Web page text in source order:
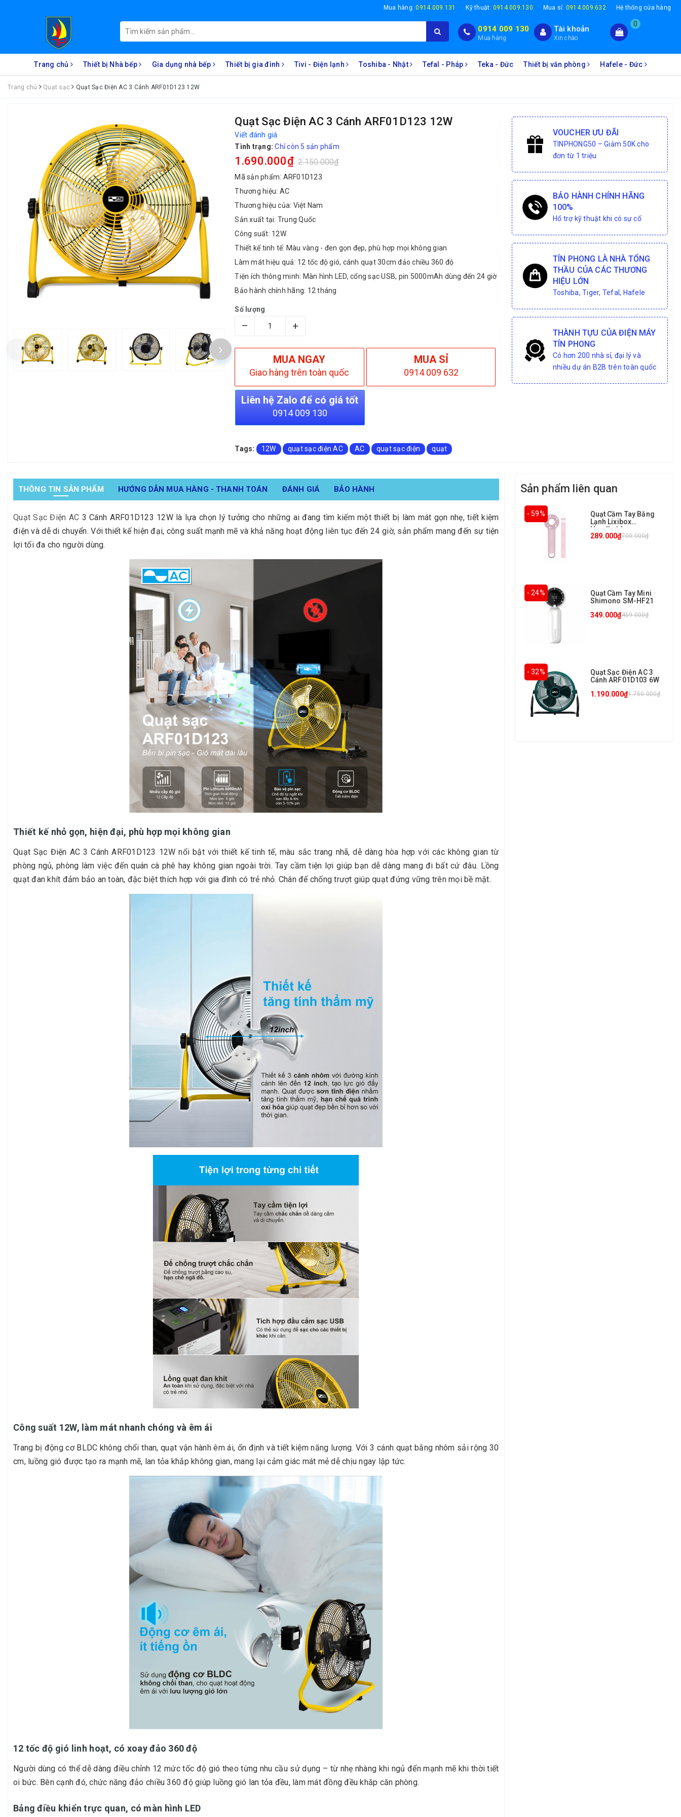
Mua hàng:0914.009.131 Kỹ thuật: 0914.009.130 Mua sỉ: 0914.009.632 Hệ thống cửa hàng
0914 009 130
Mua hàng
Tài khoản
Xin chào
0
Trang chủ Thiết bị Nhà bếp Gia dụng nhà bếp Thiết bị gia đình Tivi - Điện lạnh Toshiba - Nhật Tefal - Pháp Teka - Đức Thiết bị văn phòng Hafele - Đức
Trang chủ Quạt sạc Quạt Sạc Điện AC 3 Cánh ARF01D123 12W
Quạt Sạc Điện AC 3 Cánh ARF01D123 12W
Viết đánh giá
Tình trạng: Chỉ còn 5 sản phẩm
1.690.000₫ 2.150.000₫
Mã sản phẩm: ARF01D123
Thương hiệu: AC
Thương hiệu của: Việt Nam
Sản xuất tại: Trung Quốc
Công suất: 12W
Thiết kế tinh tế: Màu vàng - đen gọn đẹp, phù hợp mọi không gian
Làm mát hiệu quả: 12 tốc độ gió, cánh quạt 30cm đảo chiều 360 độ
Tiện ích thông minh: Màn hình LED, cổng sạc USB, pin 5000mAh dùng đến 24 giờ
Bảo hành chính hãng: 12 tháng
Số lượng
– +
MUA NGAY
Giao hàng trên toàn quốc
MUA SỈ
0914 009 632
Liên hệ Zalo để có giá tốt
0914 009 130
Tags: 12W quạt sạc điện AC AC quạt sạc điện quạt
VOUCHER ƯU ĐÃI
TINPHONG50 – Giảm 50K cho
đơn từ 1 triệu
BẢO HÀNH CHÍNH HÃNG
100%
Hổ trợ kỹ thuật khi có sự cố
TÍN PHONG LÀ NHÀ TỔNG
THẦU CỦA CÁC THƯƠNG
HIỆU LỚN
Toshiba, Tiger, Tefal, Hafele
THÀNH TỰU CỦA ĐIỆN MÁY
TÍN PHONG
Có hơn 200 nhà sỉ, đại lý và
nhiều dự án B2B trên toàn quốc
THÔNG TIN SẢN PHẨM HƯỚNG DẪN MUA HÀNG - THANH TOÁN ĐÁNH GIÁ BẢO HÀNH
Quạt Sạc Điện AC 3 Cánh ARF01D123 12W là lựa chọn lý tưởng cho những ai đang tìm kiếm một thiết bị làm mát gọn nhẹ, tiết kiệm
điện và dễ di chuyển. Với thiết kế hiện đại, công suất mạnh mẽ và khả năng hoạt động liên tục đến 24 giờ, sản phẩm mang đến sự tiện
lợi tối đa cho người dùng.
Thiết kế nhỏ gọn, hiện đại, phù hợp mọi không gian
Quạt Sạc Điện AC 3 Cánh ARF01D123 12W nổi bật với thiết kế tinh tế, màu sắc trang nhã, dễ dàng hòa hợp với các không gian từ
phòng ngủ, phòng làm việc đến quán cà phê hay không gian ngoài trời. Tay cầm tiện lợi giúp bạn dễ dàng mang đi bất cứ đâu. Lồng
quạt đan khít đảm bảo an toàn, đặc biệt thích hợp với gia đình có trẻ nhỏ. Chân đế chống trượt giúp quạt đứng vững trên mọi bề mặt.
Công suất 12W, làm mát nhanh chóng và êm ái
Trang bị động cơ BLDC không chổi than, quạt vận hành êm ái, ổn định và tiết kiệm năng lượng. Với 3 cánh quạt bằng nhôm sải rộng 30
cm, luồng gió được tạo ra mạnh mẽ, lan tỏa khắp không gian, mang lại cảm giác mát mẻ dễ chịu ngay lập tức.
12 tốc độ gió linh hoạt, có xoay đảo 360 độ
Người dùng có thể dễ dàng điều chỉnh 12 mức tốc độ gió theo từng nhu cầu sử dụng – từ nhẹ nhàng khi ngủ đến mạnh mẽ khi thời tiết
oi bức. Bên cạnh đó, chức năng đảo chiều 360 độ giúp luồng gió lan tỏa đều, làm mát đồng đều khắp căn phòng.
Bảng điều khiển trực quan, có màn hình LED
Sản phẩm liên quan
- 59%
Quạt Cầm Tay Băng
Lạnh Lixibox
Handheld
Refrigeraton Fan
700.000₫
289.000₫
- 24%
Quạt Cầm Tay Mini
Shimono SM-HF21
459.000₫
349.000₫
- 32%
Quạt Sạc Điện AC 3
Cánh ARF01D103 6W
1.750.000₫
1.190.000₫